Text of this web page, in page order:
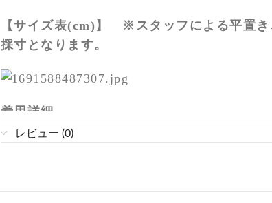
【サイズ表(cm)】
※スタッフによる平置き
採寸となります。
着用詳細
レビュー (0)